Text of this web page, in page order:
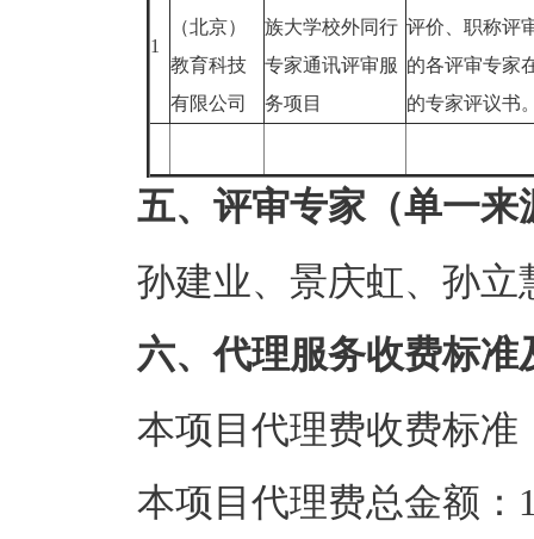
1
（北京）
教育科技
有限公司
族大学校外同行
专家通讯评审服
务项目
评价、职称评
的各评审专家
的专家评议书
五、评审专家（单一
孙建业、景庆虹、孙立
六、代理服务收费标准
本项目代理费收费标准
本项目代理费总金额：